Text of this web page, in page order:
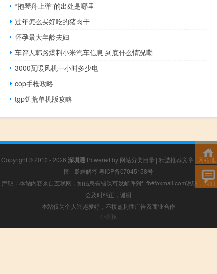
“抱琴舟上弹”的出处是哪里
过年怎么买好吃的猪肉干
怀孕最大年龄夫妇
车评人韩路爆料小米汽车信息 到底什么情况嘞
3000瓦暖风机一小时多少电
cop手枪攻略
tgp饥荒单机版攻略
Copyright © 2012 - 2026 深圳通 Powered by 网站分类目录 | 精选推荐文章 | 网站地
图 | 疑难解答 粤ICP备07045158号
声明：本站内容来自互联网，如信息有错误可发邮件到f_fb#foxmail.com说明，我们
会及时纠正，谢谢
本站仅为个人兴趣爱好，不接盈利性广告及商业合作
小男孩